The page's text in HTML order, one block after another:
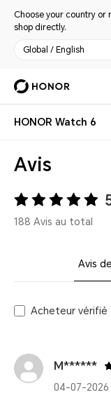
Choose your country or
shop directly.
Global / English
HONOR Watch 6
Avis
188 Avis au total
Avis
Acheteur vérifié
M******
04-07-2026